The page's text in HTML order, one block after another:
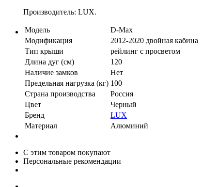
Производитель: LUX.
Модель
D-Max
Модификация
2012-2020 двойная кабина
Тип крыши
рейлинг с просветом
Длина дуг (см)
120
Наличие замков
Нет
Предельная нагрузка (кг) 100
Страна производства
Россия
Цвет
Черный
Бренд
LUX
Материал
Алюминий
С этим товаром покупают
Персональные рекомендации